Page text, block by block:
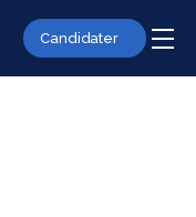
Candidater